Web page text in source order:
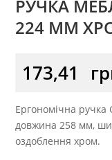
РУЧКА
224 ММ
173,41
Ергономічна ручка
довжина 258 мм,
оздоблення хром.